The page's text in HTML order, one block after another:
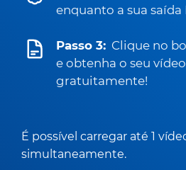
enquanto a sua saída
Passo 3: Clique no
e obtenha o seu
gratuitamente!
É possível carregar até 1
simultaneamente.